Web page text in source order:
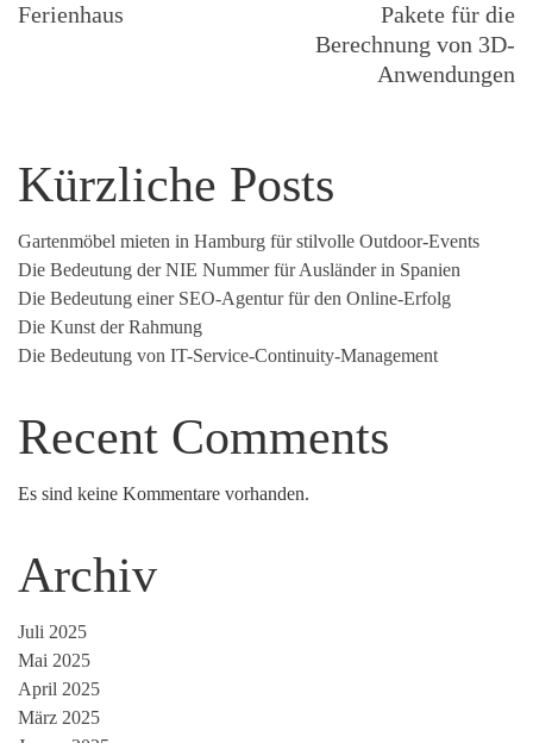
Ferienhaus
Pakete für die
Berechnung von 3D-
Anwendungen
Kürzliche Posts
Gartenmöbel mieten in Hamburg für stilvolle Outdoor-Events
Die Bedeutung der NIE Nummer für Ausländer in Spanien
Die Bedeutung einer SEO-Agentur für den Online-Erfolg
Die Kunst der Rahmung
Die Bedeutung von IT-Service-Continuity-Management
Recent Comments
Es sind keine Kommentare vorhanden.
Archiv
Juli 2025
Mai 2025
April 2025
März 2025